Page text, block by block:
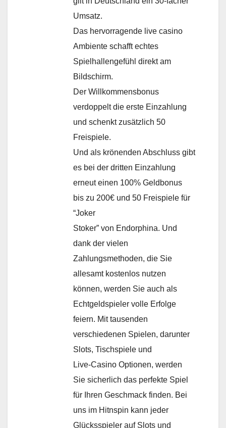
Umsatz.
Das hervorragende live casino
Ambiente schafft echtes
Spielhallengefühl direkt am
Bildschirm.
Der Willkommensbonus
verdoppelt die erste Einzahlung
und schenkt zusätzlich 50
Freispiele.
Und als krönenden Abschluss gibt
es bei der dritten Einzahlung
erneut einen 100% Geldbonus
bis zu 200€ und 50 Freispiele für
“Joker
Stoker” von Endorphina. Und
dank der vielen
Zahlungsmethoden, die Sie
allesamt kostenlos nutzen
können, werden Sie auch als
Echtgeldspieler volle Erfolge
feiern. Mit tausenden
verschiedenen Spielen, darunter
Slots, Tischspiele und
Live-Casino Optionen, werden
Sie sicherlich das perfekte Spiel
für Ihren Geschmack finden. Bei
uns im Hitnspin kann jeder
Glücksspieler auf Slots und